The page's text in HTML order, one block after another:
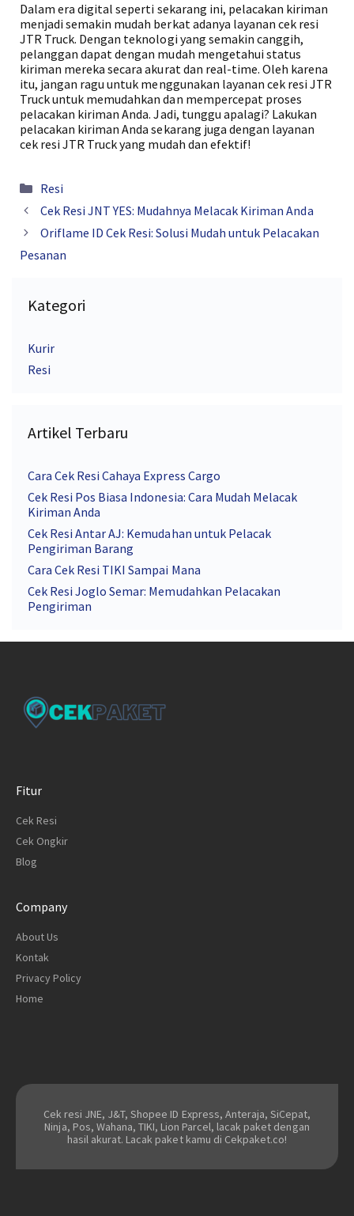
Dalam era digital seperti sekarang ini, pelacakan kiriman
menjadi semakin mudah berkat adanya layanan cek resi
JTR Truck. Dengan teknologi yang semakin canggih,
pelanggan dapat dengan mudah mengetahui status
kiriman mereka secara akurat dan real-time. Oleh karena
itu, jangan ragu untuk menggunakan layanan cek resi JTR
Truck untuk memudahkan dan mempercepat proses
pelacakan kiriman Anda. Jadi, tunggu apalagi? Lakukan
pelacakan kiriman Anda sekarang juga dengan layanan
cek resi JTR Truck yang mudah dan efektif!
Kategori
Resi
Cek Resi JNT YES: Mudahnya Melacak Kiriman Anda
Oriflame ID Cek Resi: Solusi Mudah untuk Pelacakan
Pesanan
Kategori
Kurir
Resi
Artikel Terbaru
Cara Cek Resi Cahaya Express Cargo
Cek Resi Pos Biasa Indonesia: Cara Mudah Melacak
Kiriman Anda
Cek Resi Antar AJ: Kemudahan untuk Pelacak
Pengiriman Barang
Cara Cek Resi TIKI Sampai Mana
Cek Resi Joglo Semar: Memudahkan Pelacakan
Pengiriman
Fitur
Cek Resi
Cek Ongkir
Blog
Company
About Us
Kontak
Privacy Policy
Home
Cek resi JNE, J&T, Shopee ID Express, Anteraja, SiCepat,
Ninja, Pos, Wahana, TIKI, Lion Parcel, lacak paket dengan
hasil akurat. Lacak paket kamu di Cekpaket.co!